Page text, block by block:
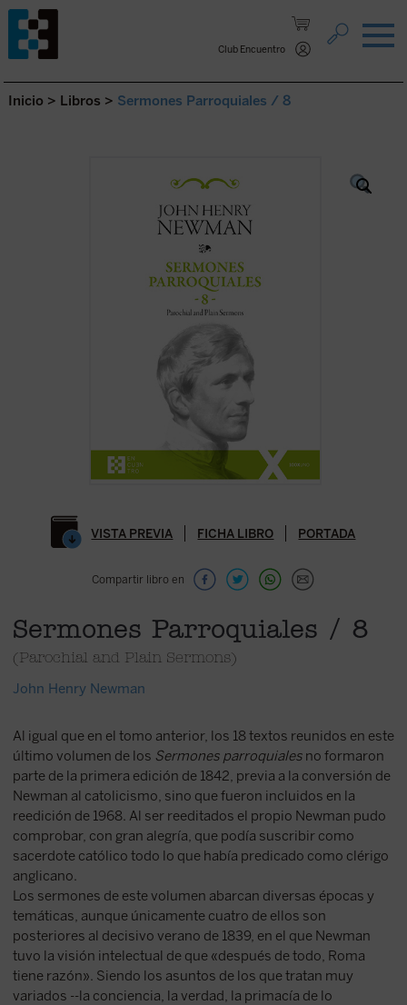
Club Encuentro
Saltar al contenido.
Inicio > Libros > Sermones Parroquiales / 8
VISTA PREVIA FICHA LIBRO PORTADA
Compartir libro en
Sermones Parroquiales / 8
(Parochial and Plain Sermons)
John Henry Newman
Al igual que en el tomo anterior, los 18 textos reunidos en este
último volumen de los Sermones parroquialesno formaron
parte de la primera edición de 1842, previa a la conversión de
Newman al catolicismo, sino que fueron incluidos en la
reedición de 1968. Al ser reeditados el propio Newman pudo
comprobar, con gran alegría, que podía suscribir como
sacerdote católico todo lo que había predicado como clérigo
anglicano.
Los sermones de este volumen abarcan diversas épocas y
temáticas, aunque únicamente cuatro de ellos son
posteriores al decisivo verano de 1839, en el que Newman
tuvo la visión intelectual de que «después de todo, Roma
tiene razón». Siendo los asuntos de los que tratan muy
variados --la conciencia, la verdad, la primacía de lo